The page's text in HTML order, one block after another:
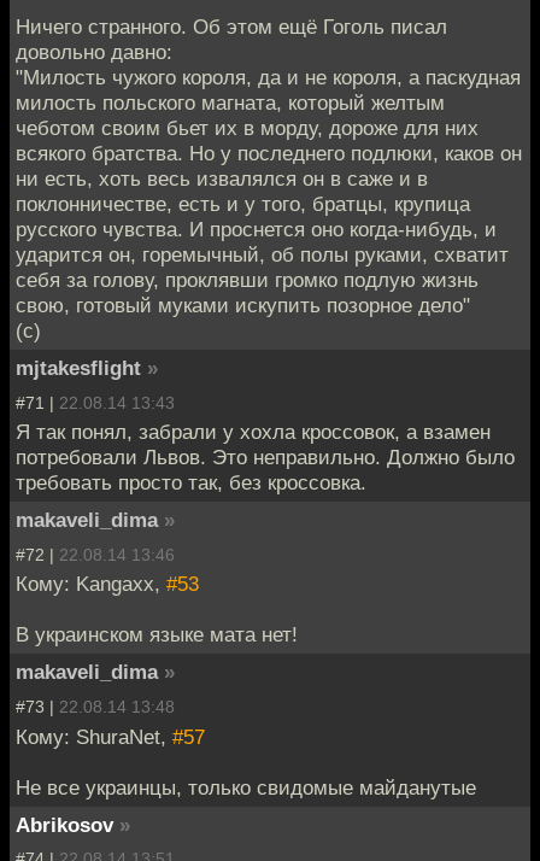
Ничего странного. Об этом ещё Гоголь писал
довольно давно:
"Милость чужого короля, да и не короля, а паскудная
милость польского магната, который желтым
чеботом своим бьет их в морду, дороже для них
всякого братства. Но у последнего подлюки, каков он
ни есть, хоть весь извалялся он в саже и в
поклонничестве, есть и у того, братцы, крупица
русского чувства. И проснется оно когда-нибудь, и
ударится он, горемычный, об полы руками, схватит
себя за голову, проклявши громко подлую жизнь
свою, готовый муками искупить позорное дело"
(с)
mjtakesflight »
#71 | 22.08.14 13:43
Я так понял, забрали у хохла кроссовок, а взамен
потребовали Львов. Это неправильно. Должно было
требовать просто так, без кроссовка.
makaveli_dima »
#72 | 22.08.14 13:46
Кому: Kangaxx, #53
В украинском языке мата нет!
makaveli_dima »
#73 | 22.08.14 13:48
Кому: ShuraNet, #57
Не все украинцы, только свидомые майданутые
Abrikosov »